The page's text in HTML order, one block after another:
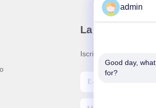
La nostra
Iscriviti alla nostra
admin
Good day,
for?